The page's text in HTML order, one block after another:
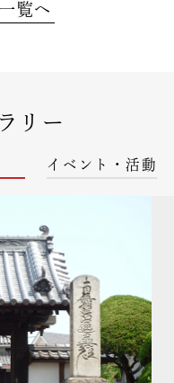
覧へ
リー
イベント・活動